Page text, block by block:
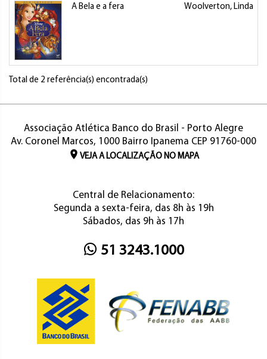
A Bela e a fera Woolverton, Linda
Total de 2 referência(s) encontrada(s)
Associação Atlética Banco do Brasil - Porto Alegre
Av. Coronel Marcos, 1000 Bairro Ipanema CEP 91760-000
VEJA A LOCALIZAÇÃO NO MAPA
Central de Relacionamento:
Segunda a sexta-feira, das 8h às 19h
Sábados, das 9h às 17h
51 3243.1000